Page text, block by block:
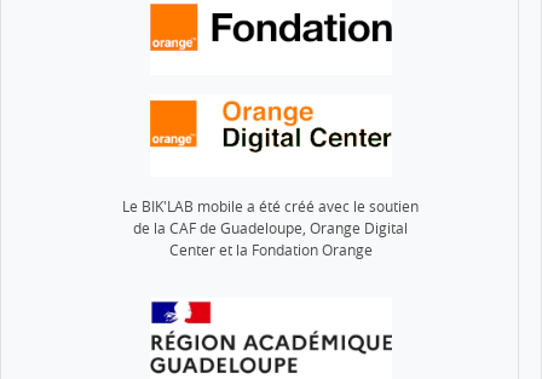
Le BIK'LAB mobile a été créé avec le soutien
de la CAF de Guadeloupe, Orange Digital
Center et la Fondation Orange